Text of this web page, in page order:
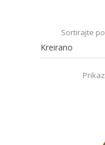
Sortirajte po
Prikaz